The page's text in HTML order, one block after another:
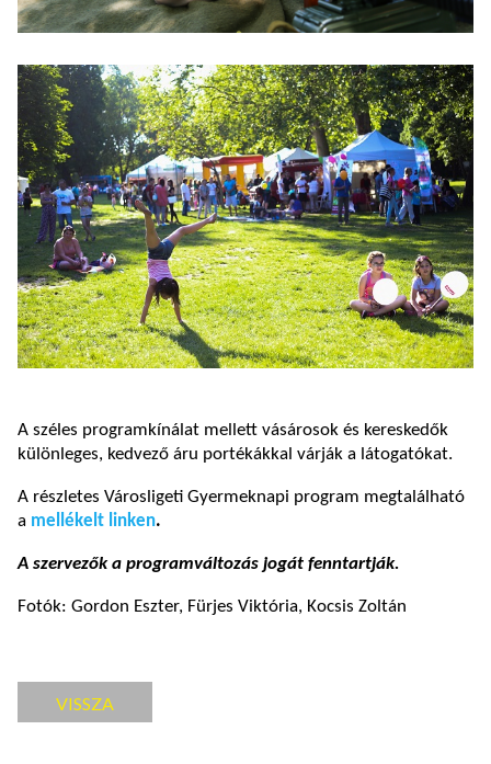
A széles programkínálat mellett vásárosok és kereskedők
különleges, kedvező áru portékákkal várják a látogatókat.
A részletes Városligeti Gyermeknapi program megtalálható
a mellékelt linken.
A szervezők a programváltozás jogát fenntartják.
Fotók: Gordon Eszter, Fürjes Viktória, Kocsis Zoltán
VISSZA